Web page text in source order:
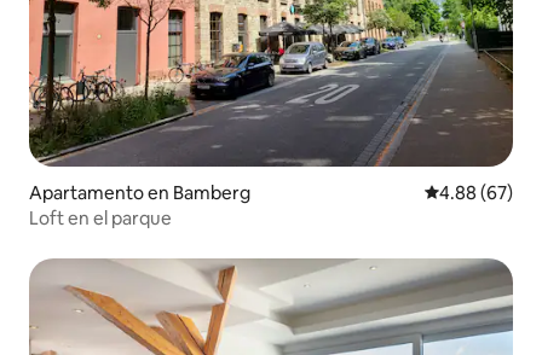
Apartamento en Bamberg Calificación
4.88 (67)
Loft en el parque